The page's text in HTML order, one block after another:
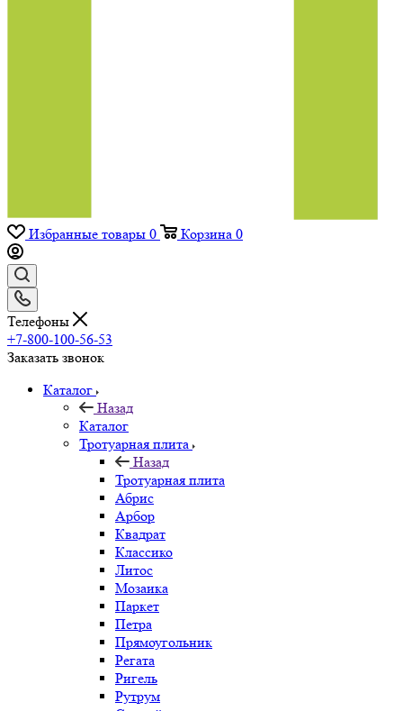
Избранные товары 0 Корзина 0
Телефоны
+7-800-100-56-53
Заказать звонок
Каталог
Назад
Каталог
Тротуарная плита
Назад
Тротуарная плита
Абрис
Арбор
Квадрат
Классико
Литос
Мозаика
Паркет
Петра
Прямоугольник
Регата
Ригель
Рутрум